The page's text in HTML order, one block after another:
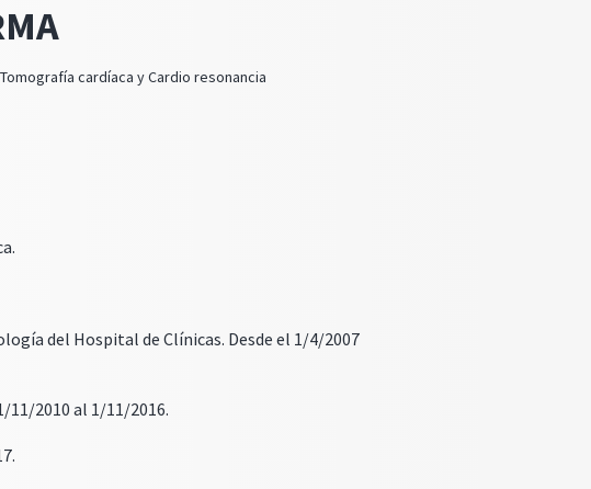
cardíaca y Cardio resonancia
del Hospital de Clínicas. Desde el 1/4/2007
11/2010 al 1/11/2016.